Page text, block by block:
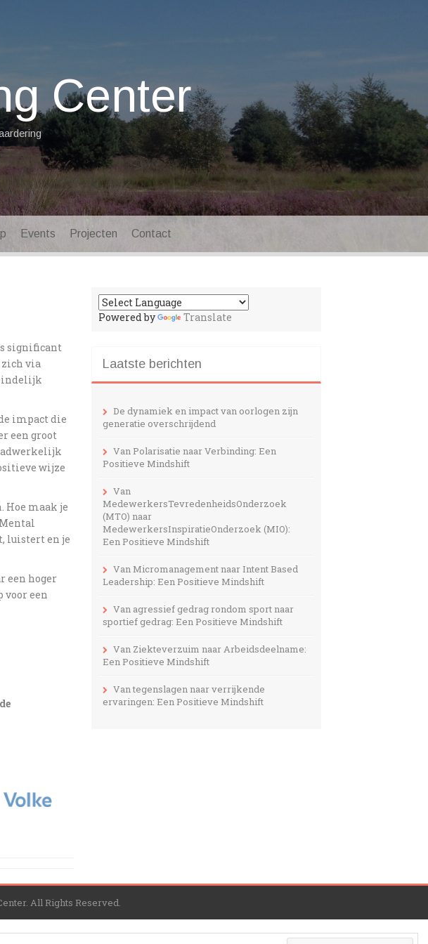
Center
Events Projecten Contact
significant
via
impact die
een groot
wijze
Hoe maak je
luistert en je
een hoger
voor een
Powered by Translate
Laatste berichten
De dynamiek en impact van oorlogen zijn
generatie overschrijdend
Van Polarisatie naar Verbinding: Een
Positieve Mindshift
Van
MedewerkersTevredenheidsOnderzoek
(MTO) naar
MedewerkersInspiratieOnderzoek (MIO):
Een Positieve Mindshift
Van Micromanagement naar Intent Based
Leadership: Een Positieve Mindshift
Van agressief gedrag rondom sport naar
sportief gedrag: Een Positieve Mindshift
Van Ziekteverzuim naar Arbeidsdeelname:
Een Positieve Mindshift
Van tegenslagen naar verrijkende
ervaringen: Een Positieve Mindshift
All Rights Reserved.